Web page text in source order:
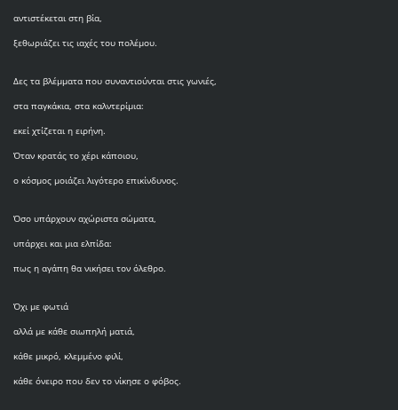
αντιστέκεται στη βία,
ξεθωριάζει τις ιαχές του πολέμου.
Δες τα βλέμματα που συναντιούνται στις γωνιές,
στα παγκάκια, στα καλντερίμια:
εκεί χτίζεται η ειρήνη.
Όταν κρατάς το χέρι κάποιου,
ο κόσμος μοιάζει λιγότερο επικίνδυνος.
Όσο υπάρχουν αχώριστα σώματα,
υπάρχει και μια ελπίδα:
πως η αγάπη θα νικήσει τον όλεθρο.
Όχι με φωτιά
αλλά με κάθε σιωπηλή ματιά,
κάθε μικρό, κλεμμένο φιλί,
κάθε όνειρο που δεν το νίκησε ο φόβος.